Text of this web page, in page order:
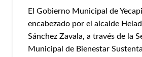
El Gobierno Municipal de
encabezado por el alcalde
Sánchez Zavala, a través de la
Municipal de Bienestar